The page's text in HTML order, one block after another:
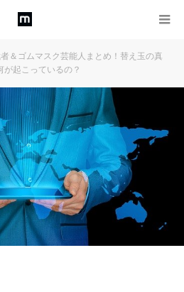
＆ゴムマスク芸能人まとめ！替え玉の真
起こっているの？